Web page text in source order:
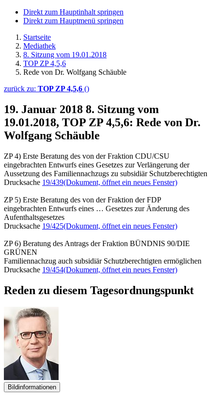
Direkt zum Hauptinhalt springen
Direkt zum Hauptmenü springen
Startseite
Mediathek
8. Sitzung vom 19.01.2018
TOP ZP 4,5,6
Rede von Dr. Wolfgang Schäuble
zurück zu: TOP ZP 4,5,6 ()
19. Januar 2018 8. Sitzung vom
19.01.2018, TOP ZP 4,5,6: Rede von Dr.
Wolfgang Schäuble
ZP 4) Erste Beratung des von der Fraktion CDU/CSU
eingebrachten Entwurfs eines Gesetzes zur Verlängerung der
Aussetzung des Familiennachzugs zu subsidiär Schutzberechtigten
Drucksache 19/439(Dokument, öffnet ein neues Fenster)
ZP 5) Erste Beratung des von der Fraktion der FDP
eingebrachten Entwurfs eines … Gesetzes zur Änderung des
Aufenthaltsgesetzes
Drucksache 19/425(Dokument, öffnet ein neues Fenster)
ZP 6) Beratung des Antrags der Fraktion BÜNDNIS 90/DIE
GRÜNEN
Familiennachzug auch subsidiär Schutzberechtigten ermöglichen
Drucksache 19/454(Dokument, öffnet ein neues Fenster)
Reden zu diesem Tagesordnungspunkt
Bildinformationen